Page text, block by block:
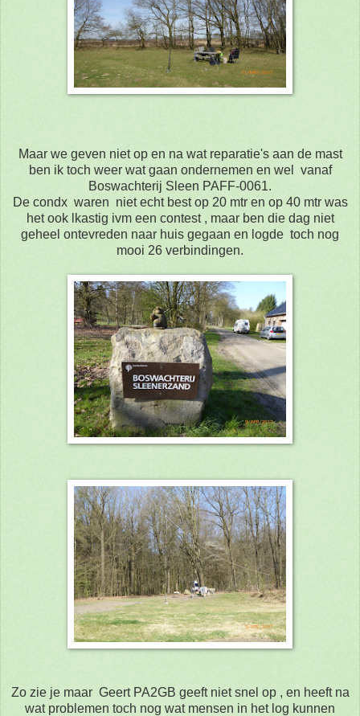
Maar we geven niet op en na wat reparatie's aan de mast
ben ik toch weer wat gaan ondernemen en wel vanaf
Boswachterij Sleen PAFF-0061.
De condx waren niet echt best op 20 mtr en op 40 mtr was
het ook lkastig ivm een contest , maar ben die dag niet
geheel ontevreden naar huis gegaan en logde toch nog
mooi 26 verbindingen.
Zo zie je maar Geert PA2GB geeft niet snel op , en heeft na
wat problemen toch nog wat mensen in het log kunnen